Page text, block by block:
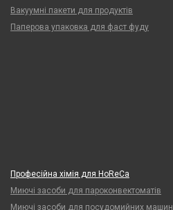
Вакуумні пакети для продуктів
Паперова упаковка для фаст фуду
Професійна хімія для HoReCa
Миючі засоби для пароконвектоматів
Миючі засоби для посудомийних машин